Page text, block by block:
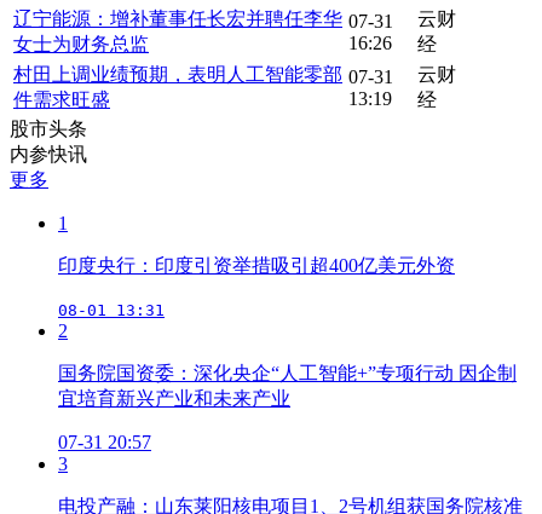
辽宁能源：增补董事任长宏并聘任李华
女士为财务总监
07-31
16:26
云财
经
村田上调业绩预期，表明人工智能零部
件需求旺盛
07-31
13:19
云财
经
股市头条
内参快讯
更多
1
印度央行：印度引资举措吸引超400亿美元外资
08-01 13:31
2
国务院国资委：深化央企“人工智能+”专项行动 因企制
宜培育新兴产业和未来产业
07-31 20:57
3
电投产融：山东莱阳核电项目1、2号机组获国务院核准